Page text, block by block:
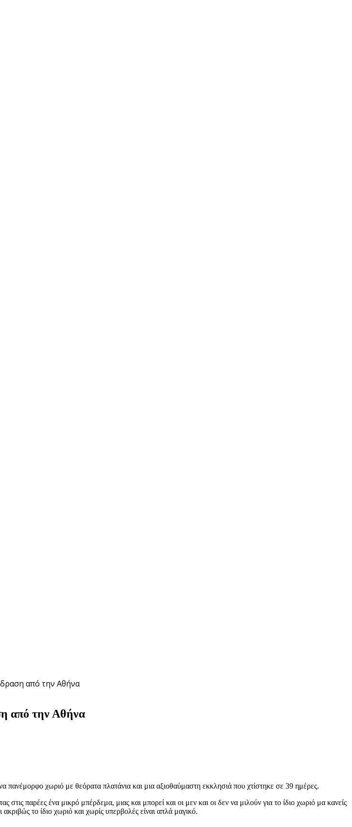
από την Αθήνα
από την Αθήνα
πανέμορφο χωριό με θεόρατα πλατάνια και μια αξιοθαύμαστη εκκλησιά που χτίστηκε σε 39 ημέρες.
παρέες ένα μικρό μπέρδεμα, μιας και μπορεί και οι μεν και οι δεν να μιλούν για το ίδιο χωριό μα κανείς
το ίδιο χωριό και χωρίς υπερβολές είναι απλά μαγικό.